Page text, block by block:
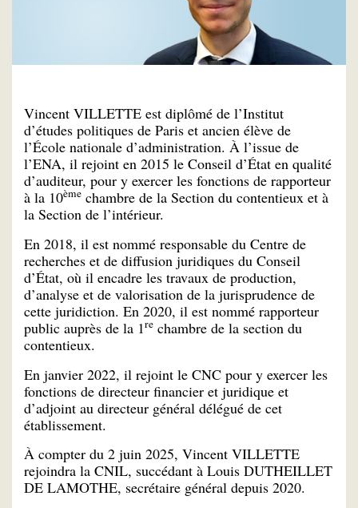
Vincent VILLETTE est diplômé de l’Institut
d’études politiques de Paris et ancien élève de
l’École nationale d’administration. À l’issue de
l’ENA, il rejoint en 2015 le Conseil d’État en qualité
d’auditeur, pour y exercer les fonctions de rapporteur
à la 10ème chambre de la Section du contentieux et à
la Section de l’intérieur.
En 2018, il est nommé responsable du Centre de
recherches et de diffusion juridiques du Conseil
d’État, où il encadre les travaux de production,
d’analyse et de valorisation de la jurisprudence de
cette juridiction. En 2020, il est nommé rapporteur
public auprès de la 1re chambre de la section du
contentieux.
En janvier 2022, il rejoint le CNC pour y exercer les
fonctions de directeur financier et juridique et
d’adjoint au directeur général délégué de cet
établissement.
À compter du 2 juin 2025, Vincent VILLETTE
rejoindra la CNIL, succédant à Louis DUTHEILLET
DE LAMOTHE, secrétaire général depuis 2020.